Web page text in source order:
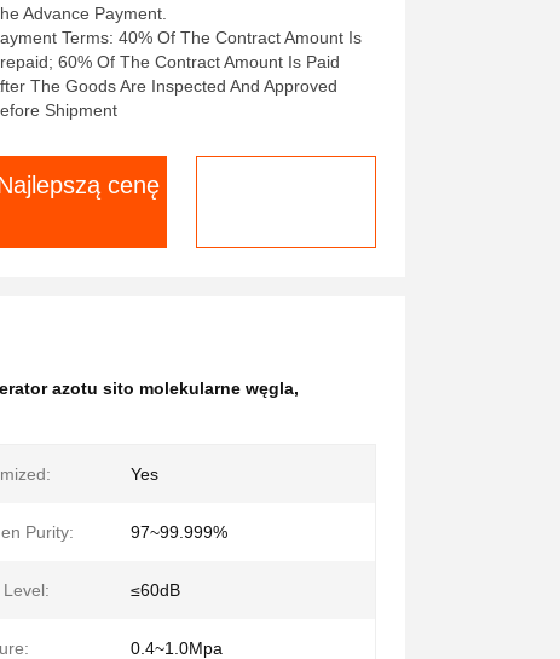
Advance Payment.
Terms: 40% Of The Contract Amount Is
60% Of The Contract Amount Is Paid
The Goods Are Inspected And Approved
Shipment
cenę
azotu sito molekularne węgla,
Yes
Purity: 97~99.999%
Level: ≤60dB
0.4~1.0Mpa